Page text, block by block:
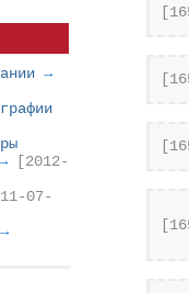
→
→
[2012-
07-
→